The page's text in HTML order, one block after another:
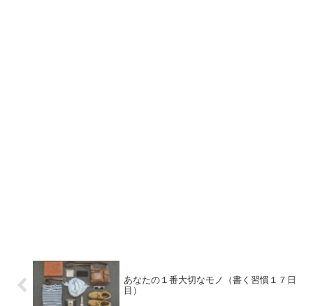
あなたの１番大切なモノ（書く習慣１７日
目）